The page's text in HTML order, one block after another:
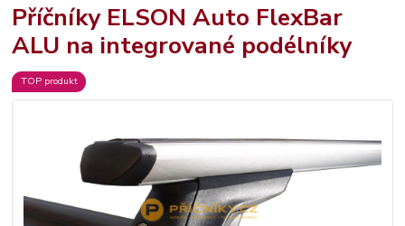
Příčníky ELSON Auto FlexBar
ALU na integrované podélníky
TOP produkt